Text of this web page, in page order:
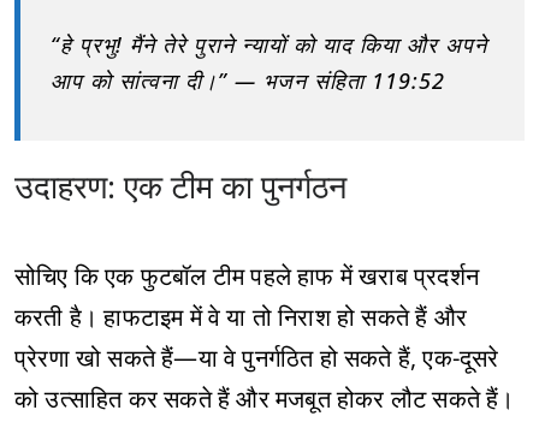
“हे प्रभु! मैंने तेरे पुराने न्यायों को याद किया और अपने
आप को सांत्वना दी।” — भजन संहिता 119:52
उदाहरण: एक टीम का पुनर्गठन
सोचिए कि एक फुटबॉल टीम पहले हाफ में खराब प्रदर्शन
करती है। हाफटाइम में वे या तो निराश हो सकते हैं और
प्रेरणा खो सकते हैं—या वे पुनर्गठित हो सकते हैं, एक-दूसरे
को उत्साहित कर सकते हैं और मजबूत होकर लौट सकते हैं।